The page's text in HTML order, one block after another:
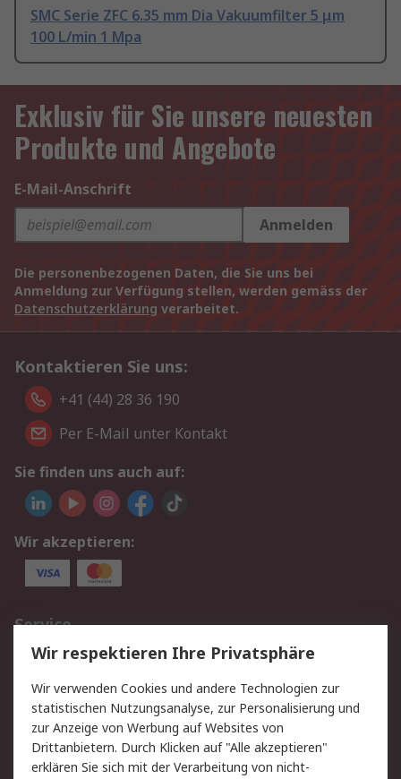
SMC Serie ZFC 6.35 mm Dia Vakuumfilter 5 μm
100 L/min 1 Mpa
Exklusiv für Sie unsere neuesten
Produkte und Angebote
E-Mail-Anschrift
Anmelden
Die personenbezogenen Daten, die Sie uns bei
Anmeldung zur Verfügung stellen, werden gemäss der
Datenschutzerklärung verarbeitet.
Kontaktieren Sie uns:
+41 (44) 28 36 190
Per E-Mail unter Kontakt
Sie finden uns auch auf:
Wir akzeptieren:
Service
Value Added Services
Lieferlösungen
Rücksendungen
Kontakt
Hilfe
Rechtliches
Wir respektieren Ihre Privatsphäre
Wir verwenden Cookies und andere Technologien zur
statistischen Nutzungsanalyse, zur Personalisierung und
zur Anzeige von Werbung auf Websites von
Drittanbietern. Durch Klicken auf "Alle akzeptieren"
erklären Sie sich mit der Verarbeitung von nicht-